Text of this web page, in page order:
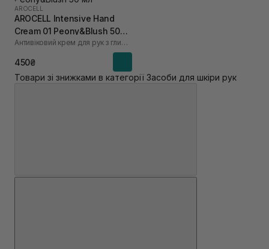
AROCELL
AROCELL Intensive Hand
Cream 01 Peony&Blush 50
мл
Антивіковий крем для рук з глибоким зволоженням 01
450₴
Товари зі знижками в категорії Засоби для шкіри рук